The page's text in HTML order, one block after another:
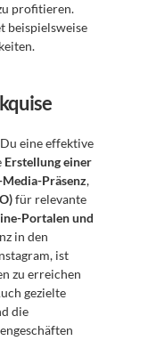
profitieren.
beispielsweise
Erstellung einer
Präsenz,
für relevante
Portalen und
in den
ist
zu erreichen
gezielte
die